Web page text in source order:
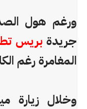
ورغم هول
جريدة بريس
المغامرة رغم
وخلال زيارة